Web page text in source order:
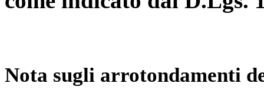
Nota sugli arrotondamenti